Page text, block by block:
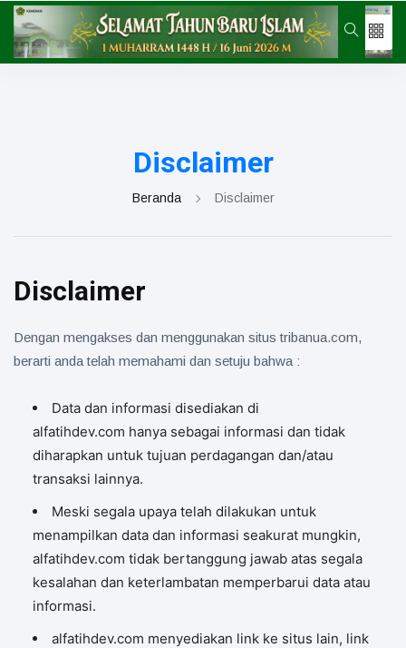
Kategori
Disclaimer
Beranda Disclaimer
Disclaimer
Dengan mengakses dan menggunakan situs tribanua.com,
berarti anda telah memahami dan setuju bahwa :
Data dan informasi disediakan di
alfatihdev.com hanya sebagai informasi dan tidak
diharapkan untuk tujuan perdagangan dan/atau
transaksi lainnya.
Meski segala upaya telah dilakukan untuk
menampilkan data dan informasi seakurat mungkin,
alfatihdev.com tidak bertanggung jawab atas segala
kesalahan dan keterlambatan memperbarui data atau
informasi.
alfatihdev.com menyediakan link ke situs lain, link